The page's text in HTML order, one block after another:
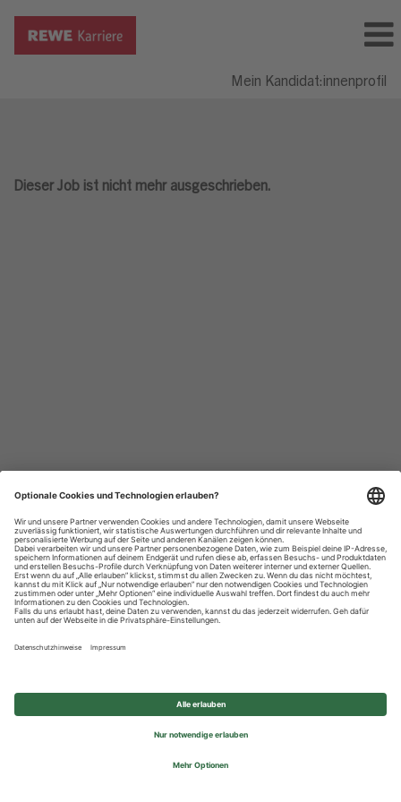
Mein Kandidat:innenprofil
Dieser Job ist nicht mehr ausgeschrieben.
Datenschutzhinweise
Impressum
Privatsphäre-Einstellungen
© 2026 REWE Group - All rights reserved